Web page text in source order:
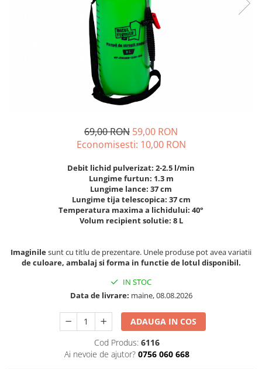
Seminte de Leustean
Seminte de Patrunjel
Seminte de praz
Seminte dovleac decorativ
Seminte mazare
Seminte ridichi
Seminte rosii
Seminte salata
69,00 RON 59,00 RON
Economisesti: 10,00 RON
Debit lichid pulverizat: 2-2.5 l/min
Lungime furtun: 1.3 m
Lungime lance: 37 cm
Lungime tija telescopica: 37 cm
Temperatura maxima a lichidului: 40°
Volum recipient solutie: 8 L
Imaginilesunt cu titlu de prezentare. Unele produse pot avea variatii
de culoare, ambalaj si forma in functie de lotul disponibil.
IN STOC
Data de livrare: maine, 08.08.2026
ADAUGA IN COS
Cod Produs: 6116
Ai nevoie de ajutor? 0756 060 668